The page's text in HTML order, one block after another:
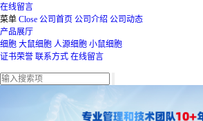
在线留言
菜单 Close 公司首页 公司介绍 公司动态
产品展厅
细胞 大鼠细胞 人源细胞 小鼠细胞
证书荣誉 联系方式 在线留言